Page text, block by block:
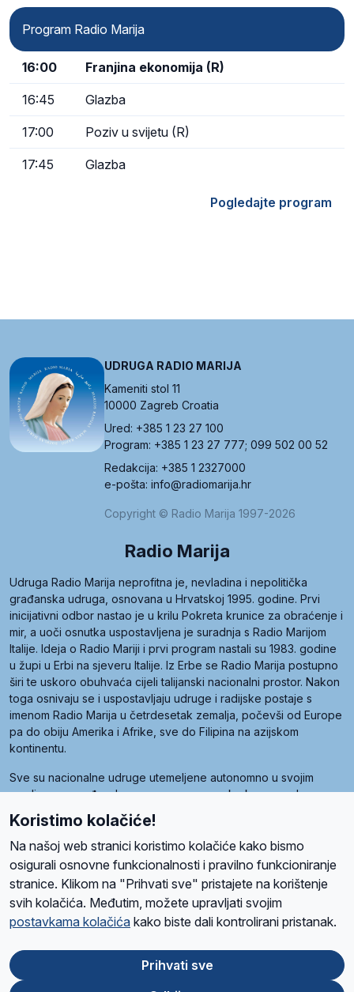
Program Radio Marija
16:00 Franjina ekonomija (R)
16:45 Glazba
17:00 Poziv u svijetu (R)
17:45 Glazba
Pogledajte program
UDRUGA RADIO MARIJA
Kameniti stol 11
10000 Zagreb Croatia
Ured: +385 1 23 27 100
Program: +385 1 23 27 777; 099 502 00 52
Redakcija: +385 1 2327000
e-pošta: info@radiomarija.hr
Copyright © Radio Marija 1997-2026
Radio Marija
Udruga Radio Marija neprofitna je, nevladina i nepolitička
građanska udruga, osnovana u Hrvatskoj 1995. godine. Prvi
inicijativni odbor nastao je u krilu Pokreta krunice za obraćenje i
mir, a uoči osnutka uspostavljena je suradnja s Radio Marijom
Italije. Ideja o Radio Mariji i prvi program nastali su 1983. godine
u župi u Erbi na sjeveru Italije. Iz Erbe se Radio Marija postupno
širi te uskoro obuhvaća cijeli talijanski nacionalni prostor. Nakon
toga osnivaju se i uspostavljaju udruge i radijske postaje s
imenom Radio Marija u četrdesetak zemalja, počevši od Europe
pa do obiju Amerika i Afrike, sve do Filipina na azijskom
kontinentu.
Sve su nacionalne udruge utemeljene autonomno u svojim
zemljama, a međusobna su povezane preko krovne udruge
pod nazivom Svjetska obitelj Radio Marije (World Family of
Radio Maria). Svjetsku obitelj utemeljilo je sedam članica, među
kojima je i hrvatska Udruga Radio Marija.
O namaRadio ProgramVolonteriPrijateljiKontaktPravila privatnosti
Ova stranica je zaštićena Google reCAPTCHA sustavom
Koristimo kolačiće!
Na našoj web stranici koristimo kolačiće kako bismo
osigurali osnovne funkcionalnosti i pravilno funkcioniranje
stranice. Klikom na "Prihvati sve" pristajete na korištenje
svih kolačića. Međutim, možete upravljati svojim
postavkama kolačića kako biste dali kontrolirani pristanak.
Prihvati sve